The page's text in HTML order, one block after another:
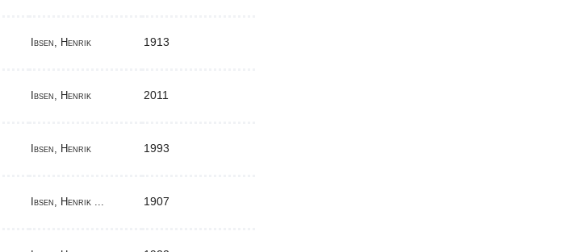
Ibsen, Henrik 1913
Ibsen, Henrik 2011
Ibsen, Henrik 1993
Ibsen, Henrik ... 1907